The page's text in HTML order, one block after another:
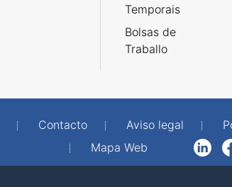
Temporais
Bolsas de
Traballo
Contacto Aviso legal
Mapa Web
LinkedInFacebook